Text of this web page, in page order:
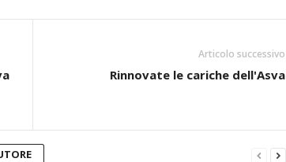
Articolo successivo
Rinnovate le cariche dell'Asva